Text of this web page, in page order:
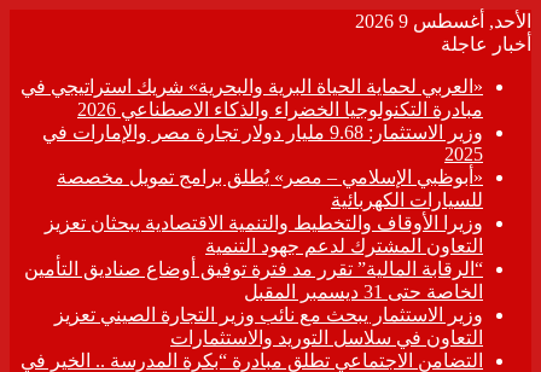
الأحد, أغسطس 9 2026
أخبار عاجلة
«العربي لحماية الحياة البرية والبحرية» شريك استراتيجي في
مبادرة التكنولوجيا الخضراء والذكاء الاصطناعي 2026
وزير الاستثمار: 9.68 مليار دولار تجارة مصر والإمارات في
2025
«أبوظبي الإسلامي – مصر» يُطلق برامج تمويل مخصصة
للسيارات الكهربائية
وزيرا الأوقاف والتخطيط والتنمية الاقتصادية يبحثان تعزيز
التعاون المشترك لدعم جهود التنمية
“الرقابة المالية” تقرر مد فترة توفيق أوضاع صناديق التأمين
الخاصة حتى 31 ديسمبر المقبل
وزير الاستثمار يبحث مع نائب وزير التجارة الصيني تعزيز
التعاون في سلاسل التوريد والاستثمارات
التضامن الاجتماعي تطلق مبادرة “بكرة المدرسة .. الخير في